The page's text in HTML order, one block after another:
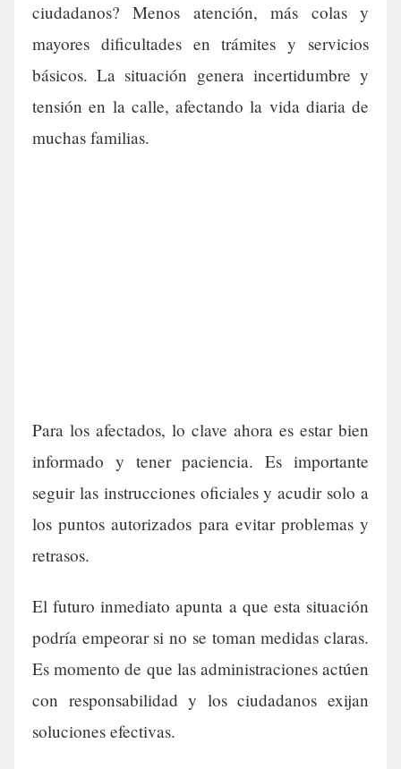
ciudadanos? Menos atención, más colas y
mayores dificultades en trámites y servicios
básicos. La situación genera incertidumbre y
tensión en la calle, afectando la vida diaria de
muchas familias.
Para los afectados, lo clave ahora es estar bien
informado y tener paciencia. Es importante
seguir las instrucciones oficiales y acudir solo a
los puntos autorizados para evitar problemas y
retrasos.
El futuro inmediato apunta a que esta situación
podría empeorar si no se toman medidas claras.
Es momento de que las administraciones actúen
con responsabilidad y los ciudadanos exijan
soluciones efectivas.